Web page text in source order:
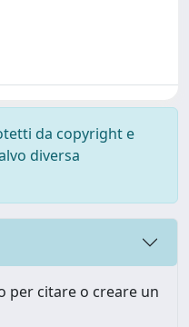
da copyright e
diversa
per citare o creare un